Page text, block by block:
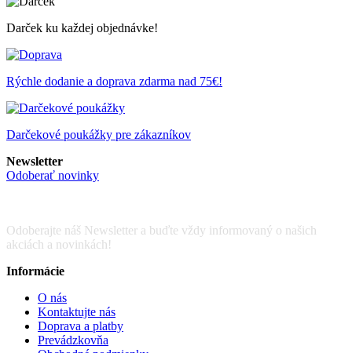
Darček ku každej objednávke!
Rýchle dodanie a doprava zdarma nad 75€!
Darčekové poukážky pre zákazníkov
Newsletter
Odoberať novinky
Odoberajte náš Newsletter a buďte vždy informovaný o našich
akciách a novinkách!
Informácie
O nás
Kontaktujte nás
Doprava a platby
Prevádzkovňa